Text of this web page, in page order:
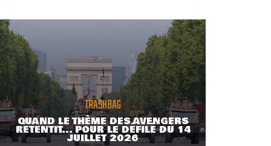
TRASHBAG
QUAND LE THÈME DES AVENGERS
RETENTIT... POUR LE DÉFILÉ DU 14
JUILLET 2026